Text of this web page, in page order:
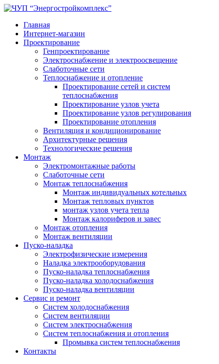
Главная
Интернет-магазин
Проектирование
Генпроектирование
Электроснабжение и электроосвещение
Слаботочные сети
Теплоснабжение и отопление
Проектирование сетей и систем
теплоснабжения
Проектирование узлов учета
Проектирование узлов регулирования
Проектирование отопления
Вентиляция и кондиционирование
Архитектурные решения
Технологические решения
Монтаж
Электромонтажные работы
Слаботочные сети
Монтаж теплоснабжения
Монтаж индивидуальных котельных
Монтаж тепловых пунктов
монтаж узлов учета тепла
Монтаж калориферов и завес
Монтаж отопления
Монтаж вентиляции
Пуско-наладка
Электрофизические измерения
Наладка электрооборудования
Пуско-наладка теплоснабжения
Пуско-наладка холодоснабжения
Пуско-наладка вентиляции
Сервис и ремонт
Систем холодоснабжения
Систем вентиляции
Систем электроснабжения
Систем теплоснабжения и отопления
Промывка систем теплоснабжения
Контакты